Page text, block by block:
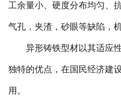
工余量小、硬度分布均匀、
气孔，夹渣，砂眼等缺陷，
异形铸铁型材以其适应性
独特的优点，在国民经济建
用。